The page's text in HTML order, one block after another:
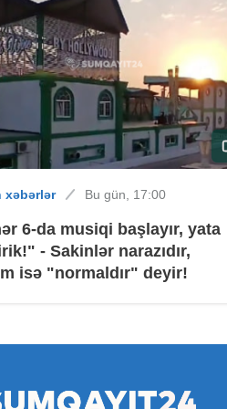
xəbərlər Bu gün, 17:00
6-da musiqi başlayır, yata
- Sakinlər narazıdır,
isə "normaldır" deyir!